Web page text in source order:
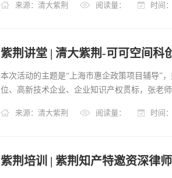
来源：清大紫荆 阅读量： 时间
本次活动的主题是“上海市惠企政策项目辅导”
位、高新技术企业、企业知识产权贯标，张老
来源：清大紫荆 阅读量： 时间